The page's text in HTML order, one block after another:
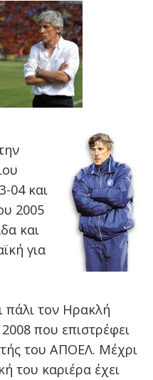
04 και
2005
και
για
πάλι τον Ηρακλή
που επιστρέφει
του ΑΠΟΕΛ. Μέχρι
του καριέρα έχει